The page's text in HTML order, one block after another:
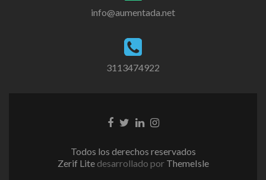
info@aumentada.net
3113474922
Enlace
EnlaceEnlaceEnlace
Todos los derechos reservados
Zerif Lite desarrollado por ThemeIsle